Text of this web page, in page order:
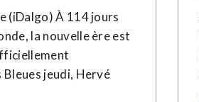
(iDalgo) À 114 jours
la nouvelle ère est
jeudi, Hervé